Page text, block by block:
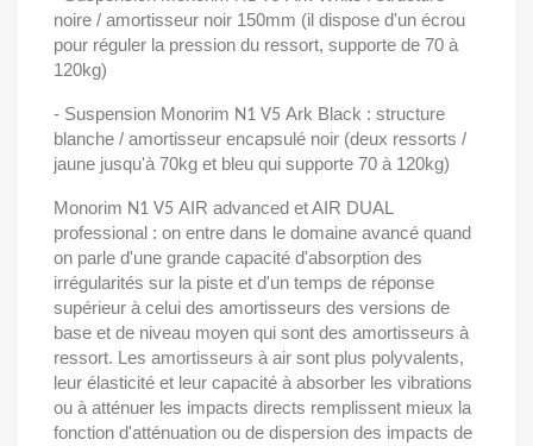
noire / amortisseur noir 150mm (il dispose d'un écrou
pour réguler la pression du ressort, supporte de 70 à
120kg)
- Suspension Monorim N1 V5 Ark Black : structure
blanche / amortisseur encapsulé noir (deux ressorts /
jaune jusqu'à 70kg et bleu qui supporte 70 à 120kg)
Monorim N1 V5 AIR advanced et AIR DUAL
professional : on entre dans le domaine avancé quand
on parle d'une grande capacité d'absorption des
irrégularités sur la piste et d'un temps de réponse
supérieur à celui des amortisseurs des versions de
base et de niveau moyen qui sont des amortisseurs à
ressort. Les amortisseurs à air sont plus polyvalents,
leur élasticité et leur capacité à absorber les vibrations
ou à atténuer les impacts directs remplissent mieux la
fonction d'atténuation ou de dispersion des impacts de